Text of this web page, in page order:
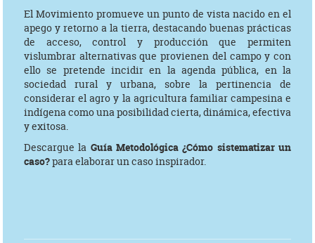
El Movimiento promueve un punto de vista nacido en el
apego y retorno a la tierra, destacando buenas prácticas
de acceso, control y producción que permiten
vislumbrar alternativas que provienen del campo y con
ello se pretende incidir en la agenda pública, en la
sociedad rural y urbana, sobre la pertinencia de
considerar el agro y la agricultura familiar campesina e
indígena como una posibilidad cierta, dinámica, efectiva
y exitosa.
Descargue la Guía Metodológica ¿Cómo sistematizar un
caso?para elaborar un caso inspirador.